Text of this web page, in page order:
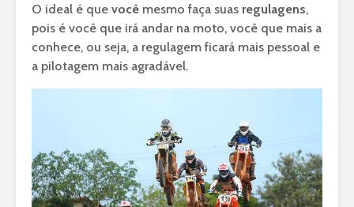
O ideal é que você mesmo faça suas regulagens,
pois é você que irá andar na moto, você que mais a
conhece, ou seja, a regulagem ficará mais pessoal e
a pilotagem mais agradável.